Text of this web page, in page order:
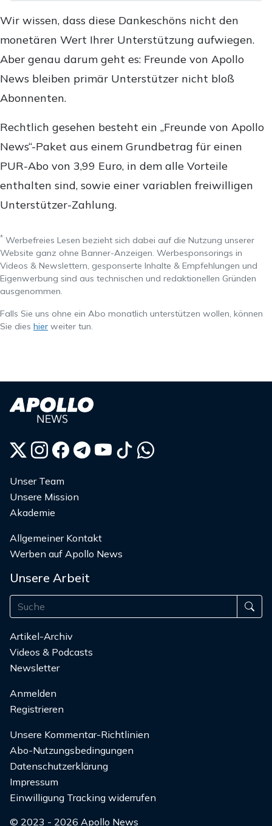
Wir wissen, dass diese Dankeschöns nicht den
monetären Wert Ihrer Unterstützung aufwiegen.
Aber genau darum geht es: Freunde von Apollo
News bleiben primär Unterstützer nicht bloß
Abonnenten.
Rechtlich gesehen besteht ein „Freunde von Apollo
News“-Paket aus einem Grundbetrag für einen
PUR-Abo von 3,99 Euro, in dem alle Vorteile
enthalten sind, sowie einer variablen freiwilligen
Unterstützer-Zahlung.
* Werbefreies Lesen bezieht sich dabei auf die Nutzung unserer
Website ganz ohne Banner-Anzeigen. Werbesponsorings in
Videos & Newslettern, gesponserte Inhalte & Empfehlungen und
Eigenwerbung sind aus technischen und redaktionellen Gründen
ausgenommen.
Falls Sie uns ohne ein Abo monatlich unterstützen wollen, können
Sie dies hier weiter tun.
Unser Team
Unsere Mission
Akademie
Allgemeiner Kontakt
Werben auf Apollo News
Unsere Arbeit
Artikel-Archiv
Videos & Podcasts
Newsletter
Anmelden
Registrieren
Unsere Kommentar-Richtlinien
Abo-Nutzungsbedingungen
Datenschutzerklärung
Impressum
Einwilligung Tracking widerrufen
© 2023 - 2026 Apollo News